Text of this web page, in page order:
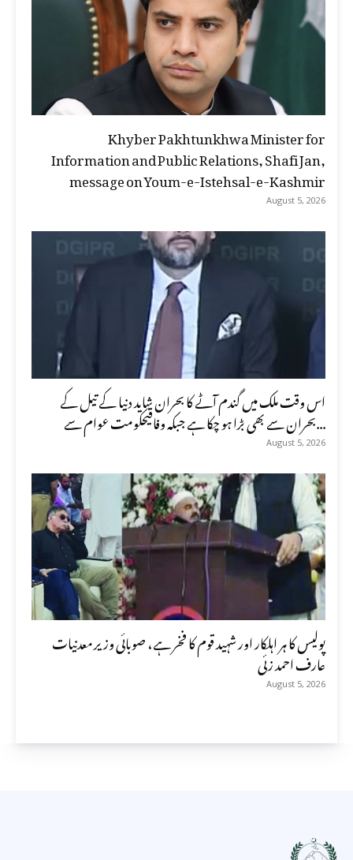
Khyber Pakhtunkhwa Minister for
Information and Public Relations, Shafi Jan,
message on Youm-e-Istehsal-e-Kashmir
August 5, 2026
اس وقت ملک میں گندم آٹے کا بحران شاید دنیا کے تیل کے
بحران سے بھی بڑا ہو چکا ہے جبکہ وفاقیحکومت عوام سے...
August 5, 2026
پولیس کا ہر اہلکار اور شہید قوم کا فخر ہے، صوبائی وزیر معدنیات
عارف احمد زئی
August 5, 2026